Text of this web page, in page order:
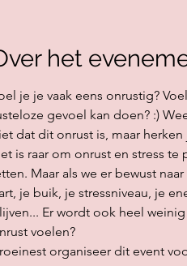
het
je je vaak eens onrustig?
gevoel kan doen? :)
dat dit onrust is, maar herken
is raar om onrust en stress te
Maar als we er bewust
je buik, je stressniveau, je
Er wordt ook heel
voelen?
organiseer dit event